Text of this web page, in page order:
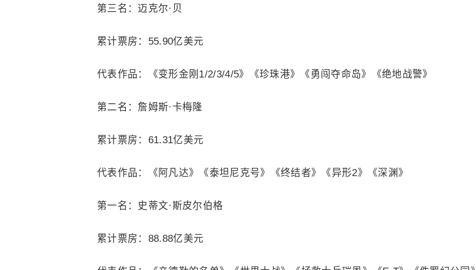
第三名：迈克尔·贝
累计票房：55.90亿美元
代表作品：《变形金刚1/2/3/4/5》《珍珠港》《勇闯夺命岛》《绝地战警》
第二名：詹姆斯·卡梅隆
累计票房：61.31亿美元
代表作品：《阿凡达》《泰坦尼克号》《终结者》《异形2》《深渊》
第一名：史蒂文·斯皮尔伯格
累计票房：88.88亿美元